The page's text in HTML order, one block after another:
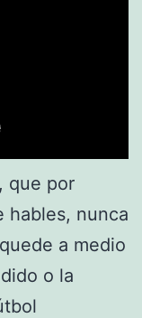
que por
hables, nunca
a medio
o la